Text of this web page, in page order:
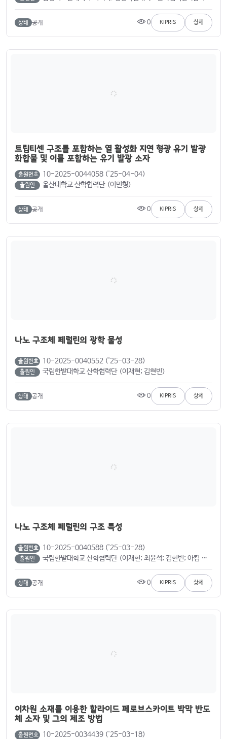
상태 공개 0 KIPRIS 상세
트립티센 구조를 포함하는 열 활성화 지연 형광 유기 발광
화합물 및 이를 포함하는 유기 발광 소자
출원번호 10-2025-0044058 ('25-04-04)
출원인 울산대학교 산학협력단 (이민형)
상태 공개 0 KIPRIS 상세
나노 구조체 페럴린의 광학 물성
출원번호 10-2025-0040552 ('25-03-28)
출원인 국립한밭대학교 산학협력단 (이재현; 김현빈)
상태 공개 0 KIPRIS 상세
나노 구조체 페럴린의 구조 특성
출원번호 10-2025-0040588 ('25-03-28)
출원인 국립한밭대학교 산학협력단 (이재현; 최윤석; 김현빈; 아킴 라지; 장은정)
상태 공개 0 KIPRIS 상세
이차원 소재를 이용한 할라이드 페로브스카이트 박막 반도
체 소자 및 그의 제조 방법
출원번호 10-2025-0034439 ('25-03-18)